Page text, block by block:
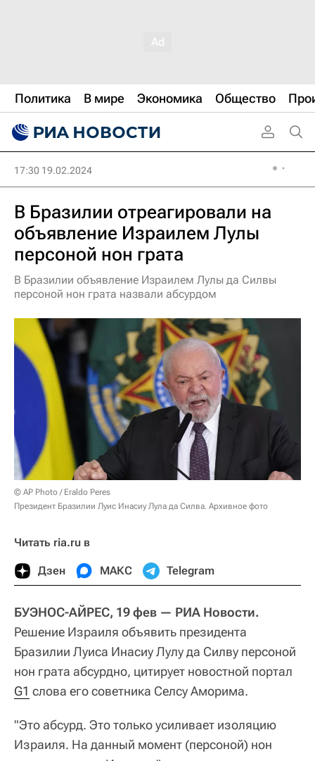
Политика В мире Экономика Общество
17:30 19.02.2024
В Бразилии отреагировали на
объявление Израилем Лулы
персоной нон грата
В Бразилии объявление Израилем Лулы да Силвы
персоной нон грата назвали абсурдом
© AP Photo / Eraldo Peres
Президент Бразилии Луис Инасиу Лула да Силва. Архивное фото
Читать ria.ru в
Дзен МАКС Telegram
БУЭНОС-АЙРЕС, 19 фев — РИА Новости.
Решение Израиля объявить президента
Бразилии Луиса Инасиу Лулу да Силву персоной
нон грата абсурдно, цитирует новостной портал
G1 слова его советника Селсу Аморима.
"Это абсурд. Это только усиливает изоляцию
Израиля. На данный момент (персоной) нон